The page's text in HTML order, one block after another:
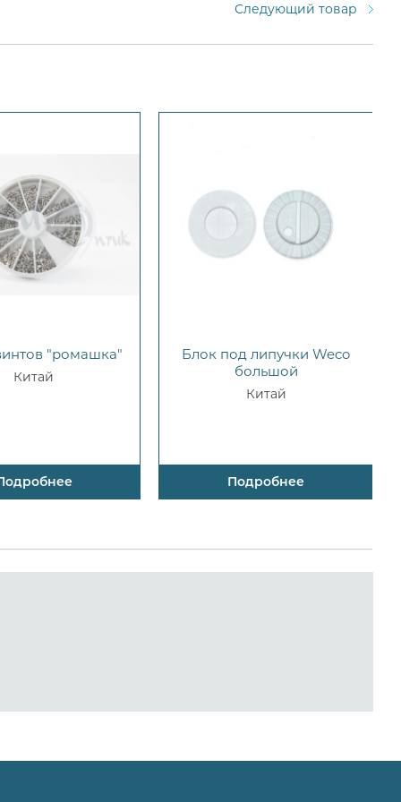
Следующий товар
"ромашка"
Китай
Блок под липучки Weco
большой
Китай
Подробнее